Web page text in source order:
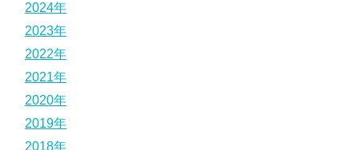
2024年
2023年
2022年
2021年
2020年
2019年
2018年